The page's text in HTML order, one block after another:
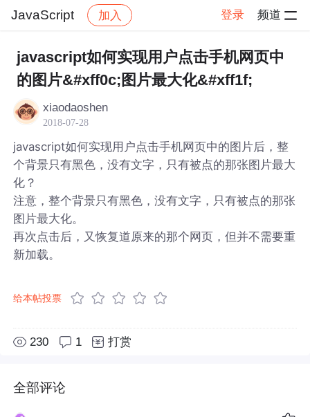
JavaScript 加入 登录 频道
社区 JavaScript 帖子详情
javascript如何实现用户点击手机网页中
的图片&#xff0c;图片最大化&#xff1f;
xiaodaoshen
2018-07-28
javascript如何实现用户点击手机网页中的图片后，整
个背景只有黑色，没有文字，只有被点的那张图片最大
化？
注意，整个背景只有黑色，没有文字，只有被点的那张
图片最大化。
再次点击后，又恢复道原来的那个网页，但并不需要重
新加载。
给本帖投票
230 1 打赏
全部评论